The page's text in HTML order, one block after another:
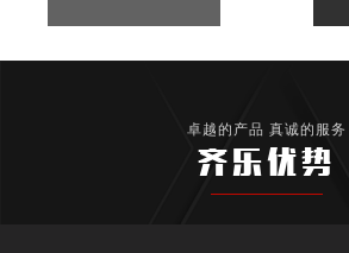
卓越的产品 真诚的服务
齐乐优势